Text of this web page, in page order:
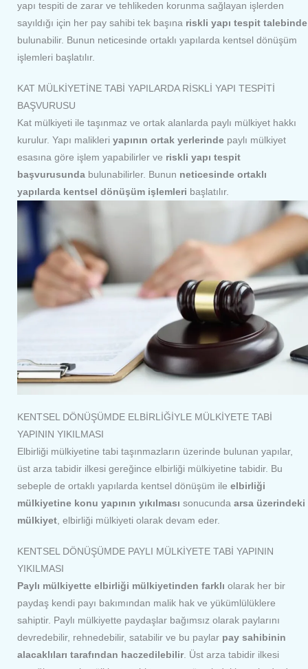
yapı tespiti de zarar ve tehlikeden korunma sağlayan işlerden
sayıldığı için her pay sahibi tek başına riskli yapı tespit talebinde
bulunabilir. Bunun neticesinde ortaklı yapılarda kentsel dönüşüm
işlemleri başlatılır.
KAT MÜLKİYETİNE TABİ YAPILARDA RİSKLİ YAPI TESPİTİ
BAŞVURUSU
Kat mülkiyeti ile taşınmaz ve ortak alanlarda paylı mülkiyet hakkı
kurulur. Yapı malikleri yapının ortak yerlerinde paylı mülkiyet
esasına göre işlem yapabilirler ve riskli yapı tespit
başvurusunda bulunabilirler. Bunun neticesinde ortaklı
yapılarda kentsel dönüşüm işlemleri başlatılır.
KENTSEL DÖNÜŞÜMDE ELBİRLİĞİYLE MÜLKİYETE TABİ
YAPININ YIKILMASI
Elbirliği mülkiyetine tabi taşınmazların üzerinde bulunan yapılar,
üst arza tabidir ilkesi gereğince elbirliği mülkiyetine tabidir. Bu
sebeple de ortaklı yapılarda kentsel dönüşüm ile elbirliği
mülkiyetine konu yapının yıkılması sonucunda arsa üzerindeki
mülkiyet , elbirliği mülkiyeti olarak devam eder.
KENTSEL DÖNÜŞÜMDE PAYLI MÜLKİYETE TABİ YAPININ
YIKILMASI
Paylı mülkiyette elbirliği mülkiyetinden farklı olarak her bir
paydaş kendi payı bakımından malik hak ve yükümlülüklere
sahiptir. Paylı mülkiyette paydaşlar bağımsız olarak paylarını
devredebilir, rehnedebilir, satabilir ve bu paylar pay sahibinin
alacaklıları tarafından haczedilebilir. Üst arza tabidir ilkesi